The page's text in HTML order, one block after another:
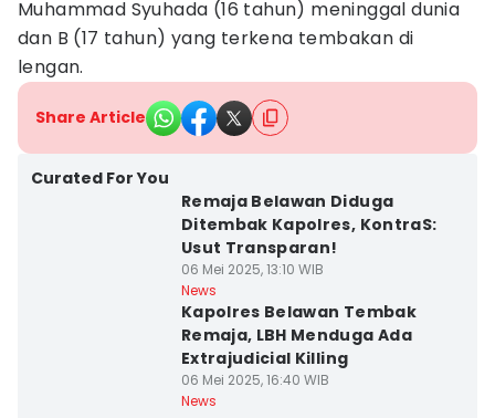
Muhammad Syuhada (16 tahun) meninggal dunia
dan B (17 tahun) yang terkena tembakan di
lengan.
Share Article
Curated For You
Remaja Belawan Diduga
Ditembak Kapolres, KontraS:
Usut Transparan!
06 Mei 2025, 13:10 WIB
News
Kapolres Belawan Tembak
Remaja, LBH Menduga Ada
Extrajudicial Killing
06 Mei 2025, 16:40 WIB
News